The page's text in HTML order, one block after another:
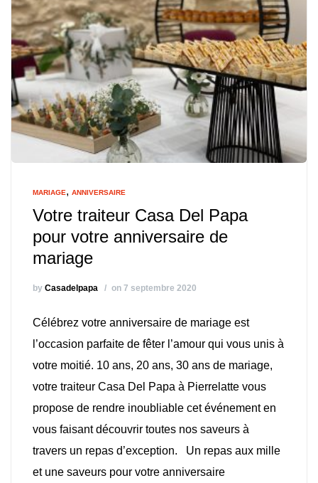
MARIAGE, ANNIVERSAIRE
Votre traiteur Casa Del Papa
pour votre anniversaire de
mariage
by Casadelpapa on 7 septembre 2020
Célébrez votre anniversaire de mariage est
l’occasion parfaite de fêter l’amour qui vous unis à
votre moitié. 10 ans, 20 ans, 30 ans de mariage,
votre traiteur Casa Del Papa à Pierrelatte vous
propose de rendre inoubliable cet événement en
vous faisant découvrir toutes nos saveurs à
travers un repas d’exception. Un repas aux mille
et une saveurs pour votre anniversaire